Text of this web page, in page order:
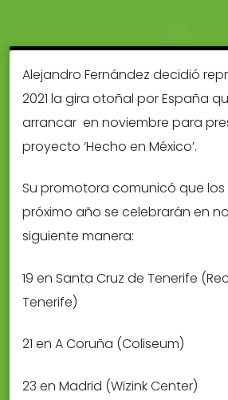
Alejandro Fernández decidió
2021 la gira otoñal por España
arrancar en noviembre para
proyecto ‘Hecho en México’.
Su promotora comunicó que
próximo año se celebrarán en
siguiente manera:
19 en Santa Cruz de Tenerife
Tenerife)
21 en A Coruña (Coliseum)
23 en Madrid (Wizink Center)